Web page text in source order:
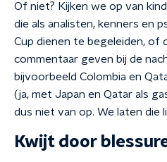
Of niet? Kijken we op van
die als analisten, kenners en
Cup dienen te begeleiden, of
commentaar geven bij de
bijvoorbeeld Colombia en
(ja, met Japan en Qatar als
dus niet van op. We laten die
Kwijt door